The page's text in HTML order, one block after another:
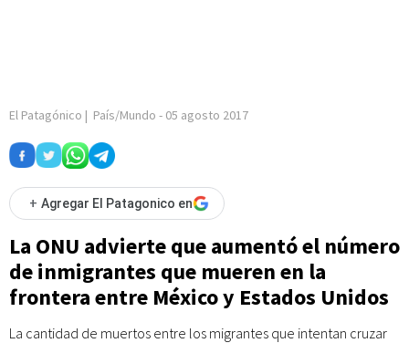
El Patagónico | País/Mundo - 05 agosto 2017
+ Agregar El Patagonico en
La ONU advierte que aumentó el número
de inmigrantes que mueren en la
frontera entre México y Estados Unidos
La cantidad de muertos entre los migrantes que intentan cruzar